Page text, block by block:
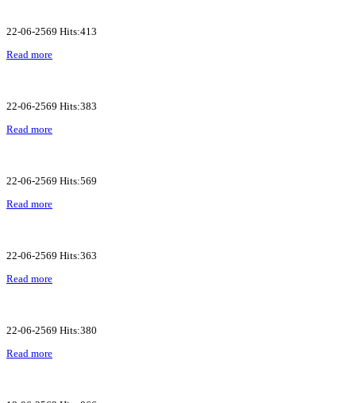
22-06-2569 Hits:413
Read more
22-06-2569 Hits:383
Read more
22-06-2569 Hits:569
Read more
22-06-2569 Hits:363
Read more
22-06-2569 Hits:380
Read more